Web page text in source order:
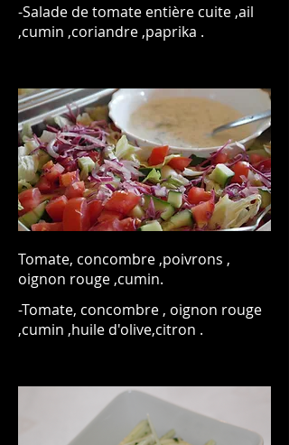
-Salade de tomate entière cuite ,ail
Tomate, concombre ,poivrons ,
oignon rouge ,cumin.
-Tomate, concombre , oignon rouge
,cumin ,huile d'olive,citron .